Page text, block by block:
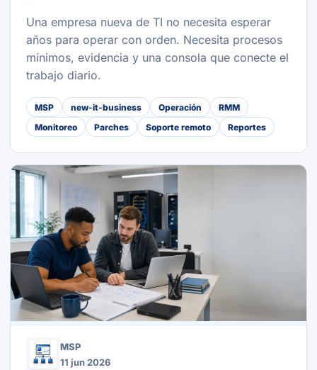
Una empresa nueva de TI no necesita esperar
años para operar con orden. Necesita procesos
mínimos, evidencia y una consola que conecte el
trabajo diario.
MSP new-it-business Operación
RMM
Monitoreo
Parches Soporte remoto Reportes
MSP
11 jun 2026